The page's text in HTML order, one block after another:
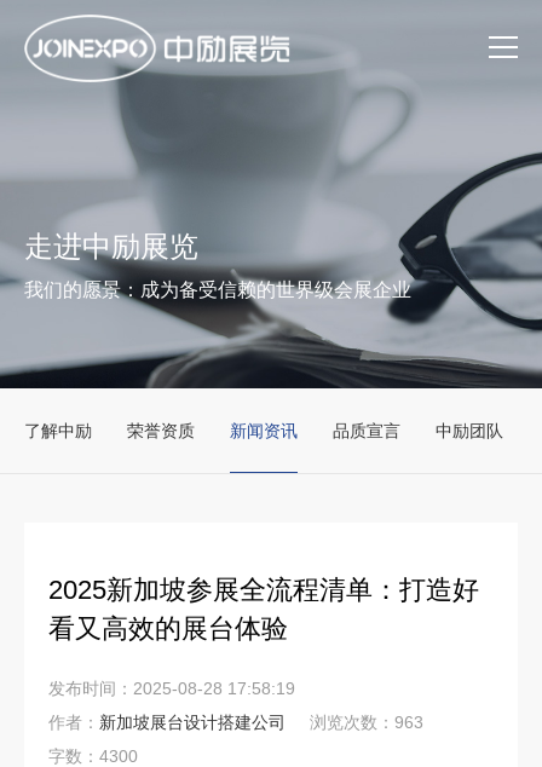
走进中励展览
我们的愿景：成为备受信赖的世界级会展企业
了解中励 荣誉资质 新闻资讯 品质宣言 中励团队
2025新加坡参展全流程清单：打造好
看又高效的展台体验
发布时间：2025-08-28 17:58:19
作者： 新加坡展台设计搭建公司
浏览次数：963
字数：4300